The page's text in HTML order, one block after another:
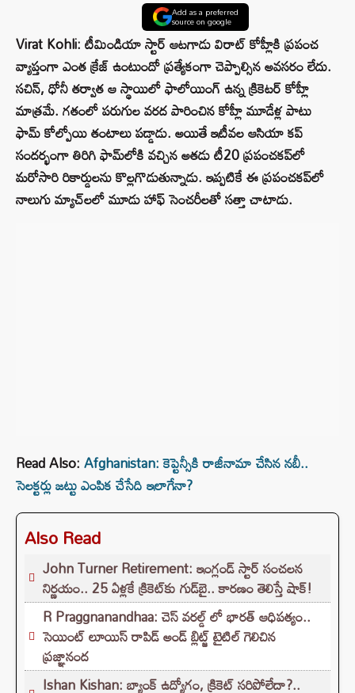
Add as a preferred
source on google
Virat Kohli: టీమిండియా స్టార్ ఆటగాడు విరాట్ కోహ్లీకి ప్రపంచ
వ్యాప్తంగా ఎంత క్రేజ్ ఉంటుందో ప్రత్యేకంగా చెప్పాల్సిన అవసరం లేదు.
సచిన్, ధోనీ తర్వాత ఆ స్థాయిలో ఫాలోయింగ్ ఉన్న క్రికెటర్ కోహ్లీ
మాత్రమే. గతంలో పరుగుల వరద పారించిన కోహ్లీ మూడేళ్ల పాటు
ఫామ్ కోల్పోయి తంటాలు పడ్డాడు. అయితే ఇటీవల ఆసియా కప్
సందర్భంగా తిరిగి ఫామ్‌లోకి వచ్చిన అతడు టీ20 ప్రపంచకప్‌లో
మరోసారి రికార్డులను కొల్లగొడుతున్నాడు. ఇప్పటికే ఈ ప్రపంచకప్‌లో
నాలుగు మ్యాచ్‌లలో మూడు హాఫ్ సెంచరీలతో సత్తా చాటాడు.
Read Also:Afghanistan: కెప్టెన్సీకి రాజీనామా చేసిన నబీ..
సెలక్టర్లు జట్టు ఎంపిక చేసేది ఇలాగేనా?
Also Read
John Turner Retirement: ఇంగ్లండ్ స్టార్ సంచలన
నిర్ణయం.. 25 ఏళ్లకే క్రికెట్‌కు గుడ్‌బై.. కారణం తెలిస్తే షాక్!
R Praggnanandhaa: చెస్ వరల్డ్ లో భారత్ ఆధిపత్యం..
సెయింట్ లూయిస్ రాపిడ్ అండ్ బ్లిట్జ్ టైటిల్ గెలిచిన
ప్రజ్ఞానంద
Ishan Kishan: బ్యాంక్ ఉద్యోగం, క్రికెట్ సరిపోలేదా?..